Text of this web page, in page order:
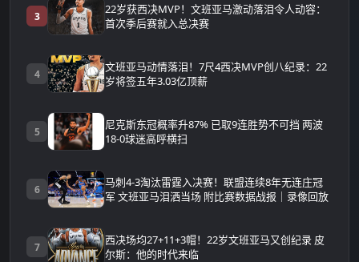
3
22岁获西决MVP！文班亚马激动落泪令人动容：
首次季后赛就入总决赛
4
文班亚马动情落泪！7尺4西决MVP创八纪录：22
岁将签五年3.03亿顶薪
5
尼克斯东冠概率升87% 已取9连胜势不可挡 两波
18-0球迷高呼横扫
6
马刺4-3淘汰雷霆入决赛！联盟连续8年无连庄冠
军 文班亚马泪洒当场 附比赛数据战报｜录像回放
7
西决场均27+11+3帽！22岁文班亚马又创纪录 皮
尔斯：他的时代来临